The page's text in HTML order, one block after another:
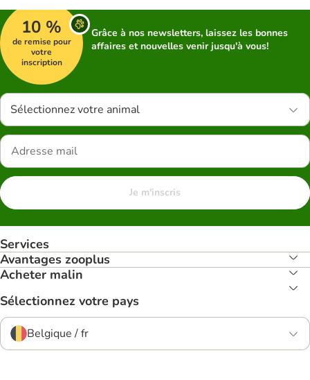
10 %
de remise pour
votre
inscription
Grâce à nos newsletters, laissez les bonnes
affaires et nouvelles venir jusqu'à vous!
Sélectionnez votre animal
Je m'inscris
Services
Avantages zooplus
Acheter malin
Sélectionnez votre pays
Belgique / fr